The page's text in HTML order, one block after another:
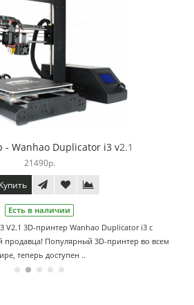
3D Принтер - Wanhao
Купить
Wanhao Duplicator i3 V2.03D-принтер
Расширенной гарантией продавца! Популярный
мире, теперь доступен в Росс..